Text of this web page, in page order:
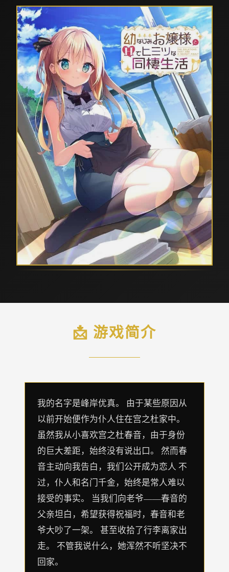
📩 游戏简介
我的名字是峰岸优真。 由于某些原因从
以前开始便作为仆人住在宫之杜家中。
虽然我从小喜欢宫之杜春音，由于身份
的巨大差距，始终没有说出口。 然而春
音主动向我告白，我们公开成为恋人 不
过，仆人和名门千金，始终是常人难以
接受的事实。 当我们向老爷——春音的
父亲坦白，希望获得祝福时，春音和老
爷大吵了一架。 甚至收拾了行李离家出
走。 不管我说什么，她浑然不听坚决不
回家。